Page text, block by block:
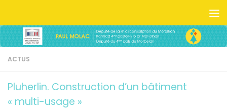
ACTUS
Pluherlin. Construction d’un bâtiment
« multi-usage »